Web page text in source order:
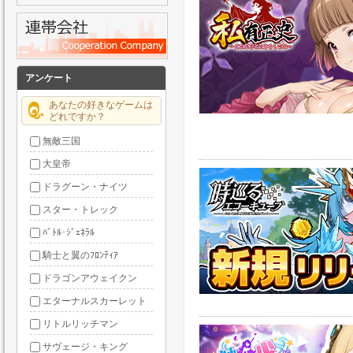
アンケート
あなたの好きなゲームは
どれですか？
無敵三国
大皇帝
ドラグーン・ナイツ
スター・トレック
ﾊﾞﾄﾙ･ｼﾞｪﾈﾗﾙ
騎士と翼のﾌﾛﾝﾃｨｱ
ドラゴンアウェイクン
エターナルスカーレット
リトルリッチマン
サヴェージ・キング